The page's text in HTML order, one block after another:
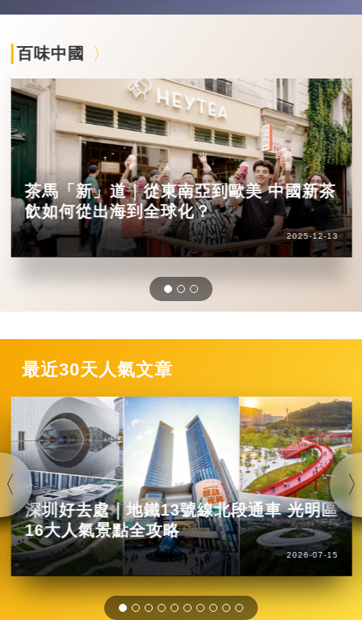
百味中國
茶馬「新」道｜從東南亞到歐美 中國新茶
飲如何從出海到全球化？
2025-12-13
最近30天人氣文章
深圳好去處｜地鐵13號線北段通車 光明區
16大人氣景點全攻略
2026-07-15